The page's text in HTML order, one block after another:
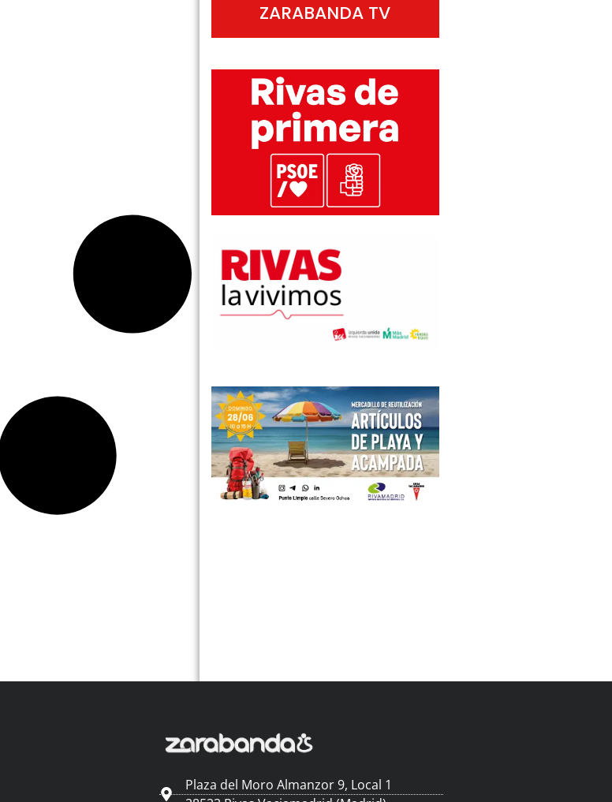
ZARABANDA TV
Plaza del Moro Almanzor 9, Local 1